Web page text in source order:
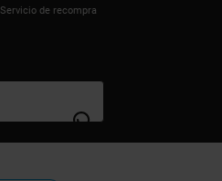
Servicio de recompra